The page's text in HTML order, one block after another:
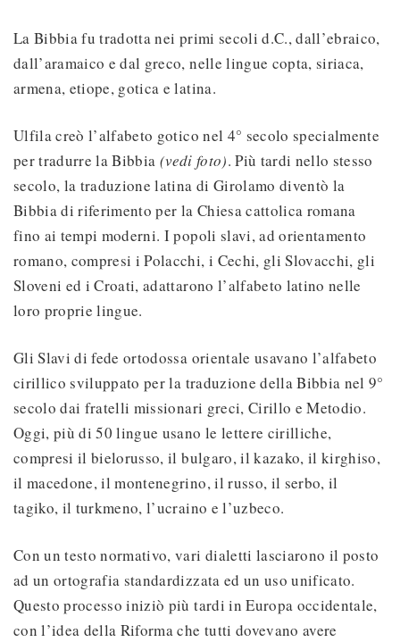
La Bibbia fu tradotta nei primi secoli d.C., dall’ebraico,
dall’aramaico e dal greco, nelle lingue copta, siriaca,
armena, etiope, gotica e latina.
Ulfila creò l’alfabeto gotico nel 4° secolo specialmente
per tradurre la Bibbia (vedi foto). Più tardi nello stesso
secolo, la traduzione latina di Girolamo diventò la
Bibbia di riferimento per la Chiesa cattolica romana
fino ai tempi moderni. I popoli slavi, ad orientamento
romano, compresi i Polacchi, i Cechi, gli Slovacchi, gli
Sloveni ed i Croati, adattarono l’alfabeto latino nelle
loro proprie lingue.
Gli Slavi di fede ortodossa orientale usavano l’alfabeto
cirillico sviluppato per la traduzione della Bibbia nel 9°
secolo dai fratelli missionari greci, Cirillo e Metodio.
Oggi, più di 50 lingue usano le lettere cirilliche,
compresi il bielorusso, il bulgaro, il kazako, il kirghiso,
il macedone, il montenegrino, il russo, il serbo, il
tagiko, il turkmeno, l’ucraino e l’uzbeco.
Con un testo normativo, vari dialetti lasciarono il posto
ad un ortografia standardizzata ed un uso unificato.
Questo processo iniziò più tardi in Europa occidentale,
con l’idea della Riforma che tutti dovevano avere